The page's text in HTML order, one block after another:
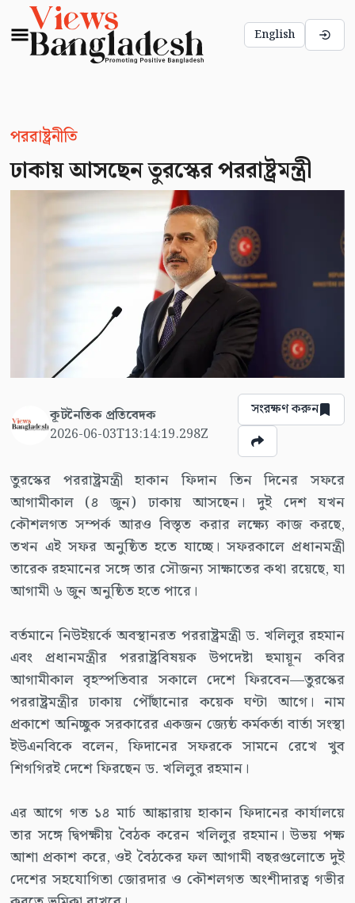
English
পররাষ্ট্রনীতি
ঢাকায় আসছেন তুরস্কের পররাষ্ট্রমন্ত্রী
কূটনৈতিক প্রতিবেদক
2026-06-03T13:14:19.298Z
সংরক্ষণ করুন
তুরস্কের পররাষ্ট্রমন্ত্রী হাকান ফিদান তিন দিনের সফরে
আগামীকাল (৪ জুন) ঢাকায় আসছেন। দুই দেশ যখন
কৌশলগত সম্পর্ক আরও বিস্তৃত করার লক্ষ্যে কাজ করছে,
তখন এই সফর অনুষ্ঠিত হতে যাচ্ছে। সফরকালে প্রধানমন্ত্রী
তারেক রহমানের সঙ্গে তার সৌজন্য সাক্ষাতের কথা রয়েছে, যা
আগামী ৬ জুন অনুষ্ঠিত হতে পারে।
বর্তমানে নিউইয়র্কে অবস্থানরত পররাষ্ট্রমন্ত্রী ড. খলিলুর রহমান
এবং প্রধানমন্ত্রীর পররাষ্ট্রবিষয়ক উপদেষ্টা হুমায়ূন কবির
আগামীকাল বৃহস্পতিবার সকালে দেশে ফিরবেন—তুরস্কের
পররাষ্ট্রমন্ত্রীর ঢাকায় পৌঁছানোর কয়েক ঘণ্টা আগে। নাম
প্রকাশে অনিচ্ছুক সরকারের একজন জ্যেষ্ঠ কর্মকর্তা বার্তা সংস্থা
ইউএনবিকে বলেন, ফিদানের সফরকে সামনে রেখে খুব
শিগগিরই দেশে ফিরছেন ড. খলিলুর রহমান।
এর আগে গত ১৪ মার্চ আঙ্কারায় হাকান ফিদানের কার্যালয়ে
তার সঙ্গে দ্বিপক্ষীয় বৈঠক করেন খলিলুর রহমান। উভয় পক্ষ
আশা প্রকাশ করে, ওই বৈঠকের ফল আগামী বছরগুলোতে দুই
দেশের সহযোগিতা জোরদার ও কৌশলগত অংশীদারত্ব গভীর